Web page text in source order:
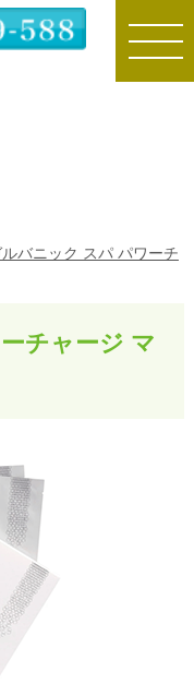
toggle
ルバニック スパ パワーチ
チャージ マ